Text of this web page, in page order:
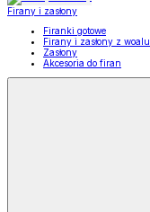
Firany i zasłony
Firanki gotowe
Firany i zasłony z woalu
Zasłony
Akcesoria do firan